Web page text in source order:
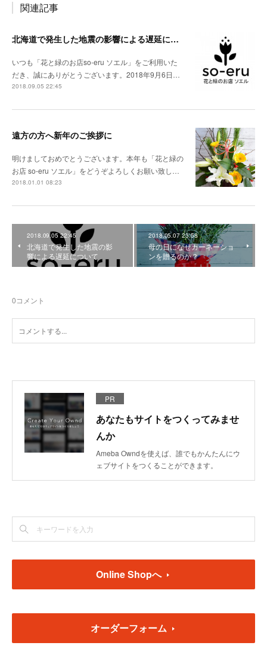
関連記事
北海道で発生した地震の影響による遅延について
いつも「花と緑のお店so-eru ソエル」をご利用いた
だき、誠にありがとうございます。2018年9月6日…
2018.09.05 22:45
遠方の方へ新年のご挨拶に
明けましておめでとうございます。本年も「花と緑の
お店 so-eru ソエル」をどうぞよろしくお願い致し…
2018.01.01 08:23
2018.09.05 22:45
北海道で発生した地震の影
響による遅延について
2018.05.07 23:58
母の日になぜカーネーショ
ンを贈るのか？
0コメント
PR
あなたもサイトをつくってみませ
んか
Ameba Owndを使えば、誰でもかんたんにウ
ェブサイトをつくることができます。
Online Shopへ
オーダーフォーム